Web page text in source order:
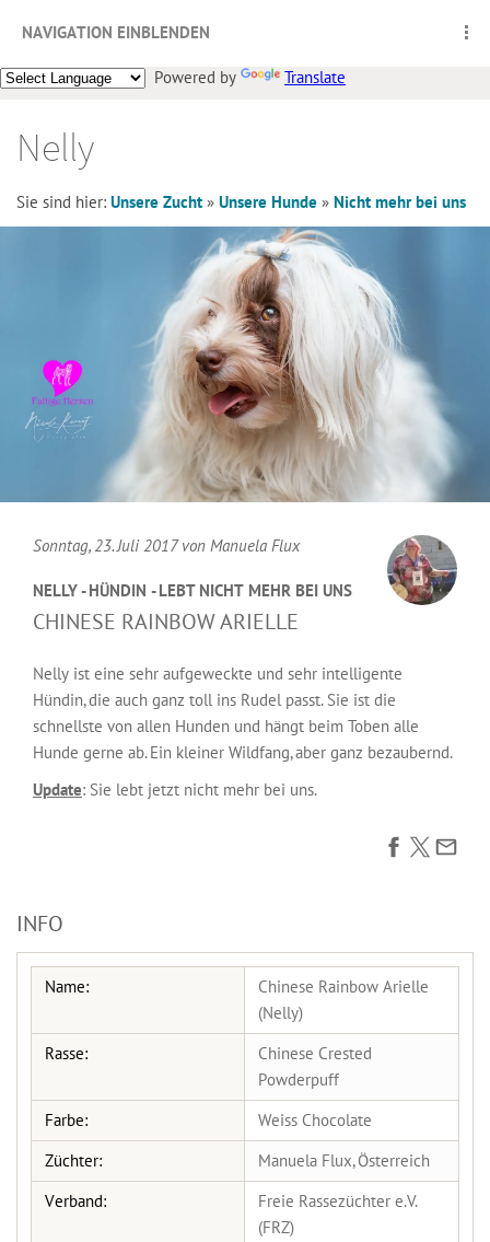
NAVIGATION EINBLENDEN
Powered by Translate
Nelly
Sie sind hier: Unsere Zucht » Unsere Hunde » Nicht mehr bei uns
Sonntag, 23. Juli 2017 von Manuela Flux
NELLY - HÜNDIN - LEBT NICHT MEHR BEI UNS
CHINESE RAINBOW ARIELLE
Nelly ist eine sehr aufgeweckte und sehr intelligente
Hündin, die auch ganz toll ins Rudel passt. Sie ist die
schnellste von allen Hunden und hängt beim Toben alle
Hunde gerne ab. Ein kleiner Wildfang, aber ganz bezaubernd.
Update: Sie lebt jetzt nicht mehr bei uns.
INFO
Name:
Chinese Rainbow Arielle
(Nelly)
Rasse:
Chinese Crested
Powderpuff
Farbe:
Weiss Chocolate
Züchter:
Manuela Flux, Österreich
Verband:
Freie Rassezüchter e.V.
(FRZ)